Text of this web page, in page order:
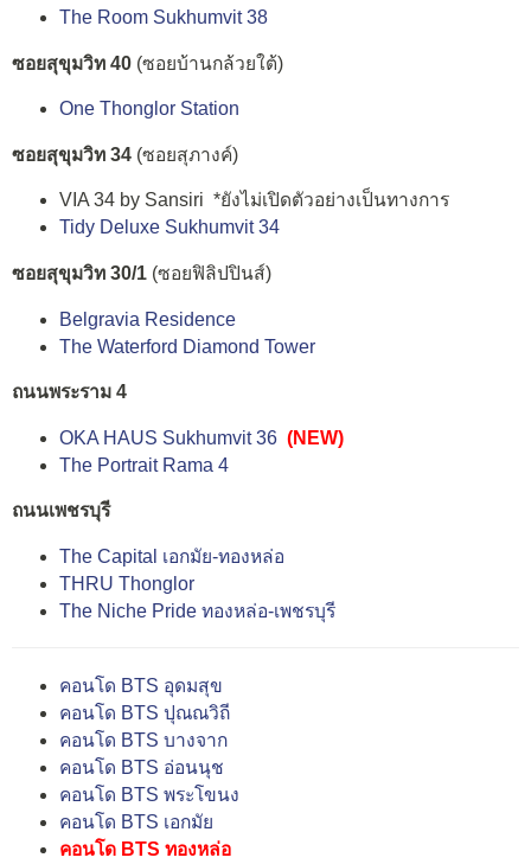
The Room Sukhumvit 38
ซอยสุขุมวิท 40 (ซอยบ้านกล้วยใต้)
One Thonglor Station
ซอยสุขุมวิท 34 (ซอยสุภางค์)
VIA 34 by Sansiri *ยังไม่เปิดตัวอย่างเป็นทางการ
Tidy Deluxe Sukhumvit 34
ซอยสุขุมวิท 30/1 (ซอยฟิลิปปินส์)
Belgravia Residence
The Waterford Diamond Tower
ถนนพระราม 4
OKA HAUS Sukhumvit 36 (NEW)
The Portrait Rama 4
ถนนเพชรบุรี
The Capital เอกมัย-ทองหล่อ
THRU Thonglor
The Niche Pride ทองหล่อ-เพชรบุรี
คอนโด BTS อุดมสุข
คอนโด BTS ปุณณวิถี
คอนโด BTS บางจาก
คอนโด BTS อ่อนนุช
คอนโด BTS พระโขนง
คอนโด BTS เอกมัย
คอนโด BTS ทองหล่อ